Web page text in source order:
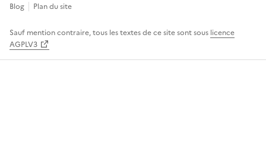
Blog
Plan du site
Sauf mention contraire, tous les textes de ce site sont sous licence
AGPLV3